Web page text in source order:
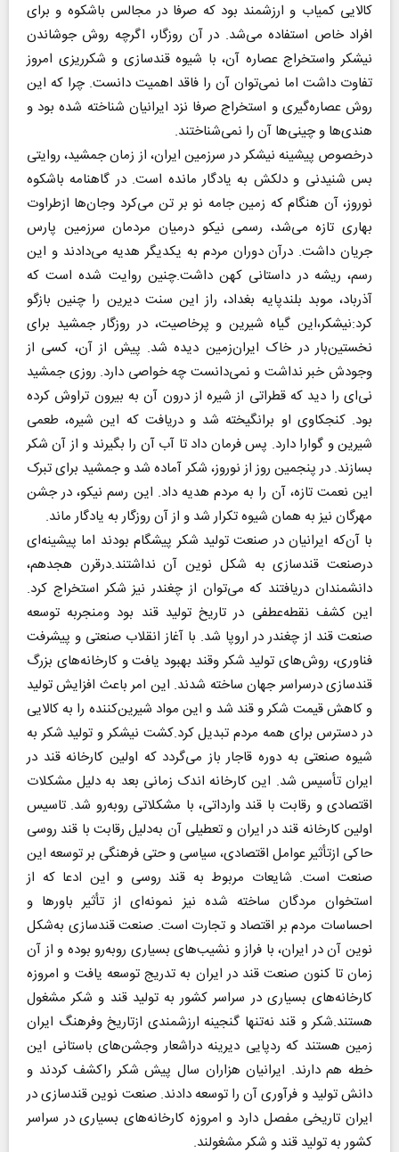
کالایی کمیاب و ارزشمند بود که صرفا در مجالس باشکوه و برای
افراد خاص استفاده می‌شد. در آن روزگار، اگرچه روش جوشاندن
نیشکر واستخراج عصاره آن، با شیوه قندسازی و شکرریزی امروز
تفاوت داشت اما نمی‌توان آن را فاقد اهمیت دانست. چرا که این
روش عصاره‌گیری و استخراج صرفا نزد ایرانیان شناخته شده بود و
هندی‌ها و چینی‌ها آن را نمی‌شناختند.
درخصوص پیشینه نیشکر در سرزمین ایران، از زمان جمشید، روایتی
بس شنیدنی و دلکش به یادگار مانده است. در گاهنامه باشکوه
نوروز، آن هنگام که زمین جامه نو بر تن می‌کرد وجان‌ها ازطراوت
بهاری تازه می‌شد، رسمی نیکو درمیان مردمان سرزمین پارس
جریان داشت. درآن دوران مردم به یکدیگر هدیه می‌دادند و این
رسم، ریشه در داستانی کهن داشت.چنین روایت شده است که
آذرباد، موبد بلندپایه بغداد، راز این سنت دیرین را چنین بازگو
کرد:نیشکر،این گیاه شیرین و پرخاصیت، در روزگار جمشید برای
نخستین‌بار در خاک ایران‌زمین دیده شد. پیش از آن، کسی از
وجودش خبر نداشت و نمی‌دانست چه خواصی دارد. روزی جمشید
نی‌ای را دید که قطراتی از شیره از درون آن به بیرون تراوش کرده
بود. کنجکاوی او برانگیخته شد و دریافت که این شیره، طعمی
شیرین و گوارا دارد. پس فرمان داد تا آب آن را بگیرند و از آن شکر
بسازند. در پنجمین روز از نوروز، شکر آماده شد و جمشید برای تبرک
این نعمت تازه، آن را به مردم هدیه داد. این رسم نیکو، در جشن
مهرگان نیز به همان شیوه تکرار شد و از آن روزگار به یادگار ماند.
با آن‌که ایرانیان در صنعت تولید شکر پیشگام بودند اما پیشینه‌ای
درصنعت قندسازی به شکل نوین آن نداشتند.درقرن هجدهم،
دانشمندان دریافتند که می‌توان از چغندر نیز شکر استخراج کرد.
این کشف نقطه‌عطفی در تاریخ تولید قند بود ومنجر‌به توسعه
صنعت قند از چغندر در اروپا شد. با آغاز انقلاب صنعتی و پیشرفت
فناوری، روش‌های تولید شکر وقند بهبود یافت و کارخانه‌های بزرگ
قندسازی درسراسر جهان ساخته شدند. این امر باعث افزایش تولید
و کاهش قیمت شکر و قند شد و این مواد شیرین‌کننده را به کالایی
در دسترس برای همه مردم تبدیل کرد.کشت نیشکر و تولید شکر به
شیوه صنعتی به دوره قاجار باز می‌گردد که اولین کارخانه قند در
ایران تأسیس شد. این کارخانه اندک زمانی بعد به دلیل مشکلات
اقتصادی و رقابت با قند وارداتی، با مشکلاتی روبه‌رو شد. تاسیس
اولین کارخانه قند در ایران و تعطیلی آن به‌دلیل رقابت با قند روسی
حاکی ازتأثیر عوامل اقتصادی، سیاسی و حتی فرهنگی بر توسعه این
صنعت است. شایعات مربوط به قند روسی و این ادعا که از
استخوان مردگان ساخته شده نیز نمونه‌ای از تأثیر باورها و
احساسات مردم بر اقتصاد و تجارت است. صنعت قندسازی به‌شکل
نوین آن در ایران، با فراز و نشیب‌های بسیاری روبه‌رو بوده و از آن
زمان تا کنون صنعت قند در ایران به تدریج توسعه یافت و امروزه
کارخانه‌های بسیاری در سراسر کشور به تولید قند و شکر مشغول
هستند.شکر و قند نه‌تنها گنجینه‌ ارزشمندی ازتاریخ وفرهنگ ایران
زمین هستند که ردپایی دیرینه دراشعار وجشن‌های باستانی این
خطه هم دارند. ایرانیان هزاران سال پیش شکر راکشف کردند و
دانش تولید و فرآوری آن را توسعه دادند. صنعت نوین قندسازی در
ایران تاریخی مفصل دارد و امروزه کارخانه‌های بسیاری در سراسر
کشور به تولید قند و شکر مشغولند.